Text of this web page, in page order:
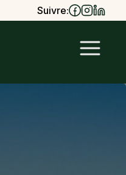
Suivre: